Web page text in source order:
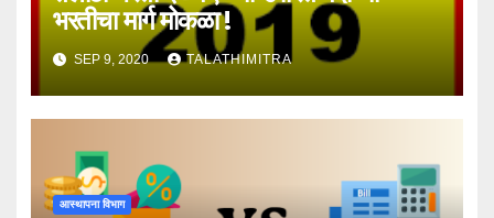
भरतीचा मार्ग मोकळा !
SEP 9, 2020 TALATHIMITRA
आस्थापना विभाग